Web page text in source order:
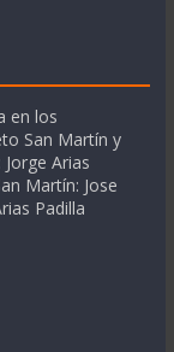
en los
San Martín y
Arias
Martín: Jose
Padilla